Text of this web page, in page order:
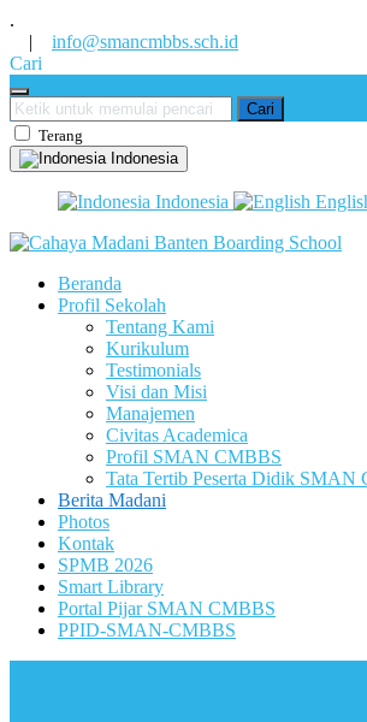
.
|
info@smancmbbs.sch.id
Cari
Cari
Terang
Indonesia
Indonesia
Beranda
Profil Sekolah
Tentang Kami
Kurikulum
Testimonials
Visi dan Misi
Manajemen
Civitas Academica
Profil SMAN CMBBS
Tata Tertib Peserta Didik SMAN
Berita Madani
Photos
Kontak
SPMB 2026
Smart Library
Portal Pijar SMAN CMBBS
PPID-SMAN-CMBBS